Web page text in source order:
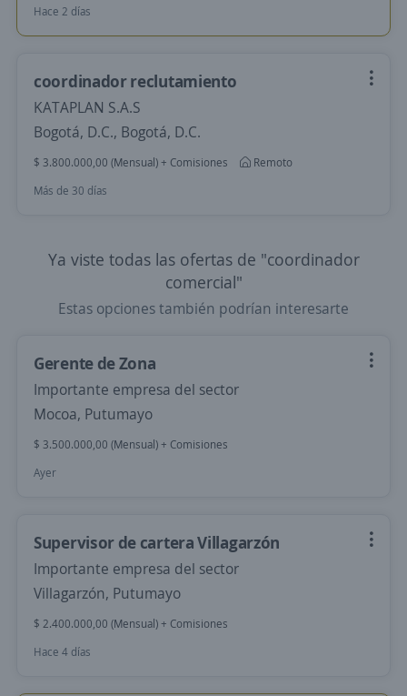
Hace 2 días
coordinador reclutamiento
KATAPLAN S.A.S
Bogotá, D.C., Bogotá, D.C.
$ 3.800.000,00 (Mensual) + Comisiones
Remoto
Más de 30 días
Ya viste todas las ofertas de "coordinador
comercial"
Estas opciones también podrían interesarte
Gerente de Zona
Importante empresa del sector
Mocoa, Putumayo
$ 3.500.000,00 (Mensual) + Comisiones
Ayer
Supervisor de cartera Villagarzón
Importante empresa del sector
Villagarzón, Putumayo
$ 2.400.000,00 (Mensual) + Comisiones
Hace 4 días